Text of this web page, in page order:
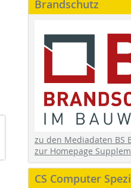
Brandschutz
zu den Mediadaten BS
zur Homepage
CS Computer